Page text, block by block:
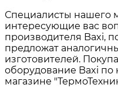
Специалисты нашего
интересующие вас
производителя Baxi,
предложат
изготовителей.
оборудование Baxi
магазине